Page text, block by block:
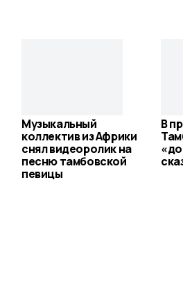
Музыкальный
коллектив из Африки
снял видеоролик на
песню тамбовской
певицы
В